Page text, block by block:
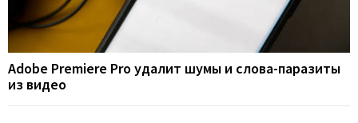
Adobe Premiere Pro удалит шумы и слова-паразиты
из видео